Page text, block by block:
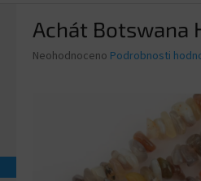
Achát Botswana
Průměrné
Neohodnoceno Podrobnosti